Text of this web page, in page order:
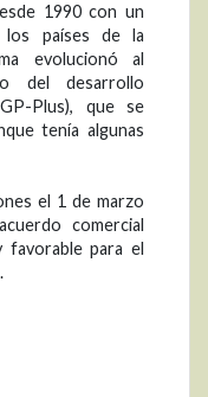
1990 con un
los países de la
evolucionó al
del desarrollo
Plus), que se
tenía algunas
el 1 de marzo
comercial
favorable para el